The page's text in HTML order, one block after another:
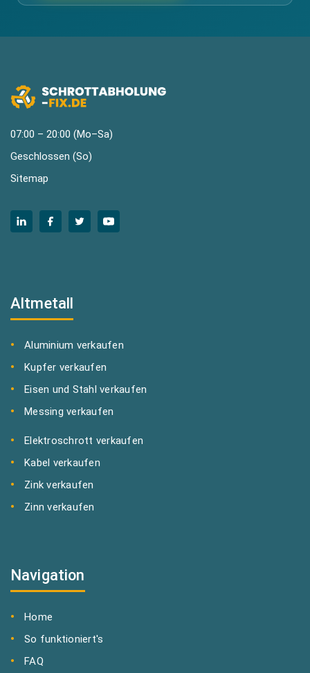
07:00 – 20:00 (Mo–Sa)
Geschlossen (So)
Sitemap
Altmetall
Aluminium verkaufen
Kupfer verkaufen
Eisen und Stahl verkaufen
Messing verkaufen
Elektroschrott verkaufen
Kabel verkaufen
Zink verkaufen
Zinn verkaufen
Navigation
Home
So funktioniert's
FAQ